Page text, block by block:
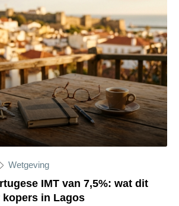
Wetgeving
IMT van 7,5%: wat dit
in Lagos